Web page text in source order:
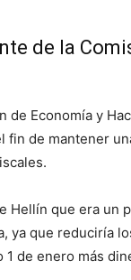
de la
Economía y
fin de mantener
Hellín que era un
ya que reduciría
de enero más